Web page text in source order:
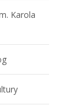
Karola